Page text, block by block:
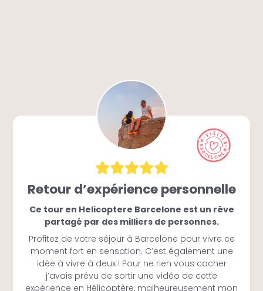
Retour d’expérience personnelle
Ce tour en Helicoptere Barcelone est un rêve
partagé par des milliers de personnes.
Profitez de votre séjour à Barcelone pour vivre ce
moment fort en sensation. C’est également une
idée à vivre à deux ! Pour ne rien vous cacher
j’avais prévu de sortir une vidéo de cette
expérience en Hélicoptère, malheureusement mon